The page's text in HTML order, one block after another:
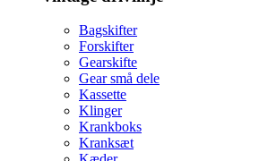
Bagskifter
Forskifter
Gearskifte
Gear små dele
Kassette
Klinger
Krankboks
Kranksæt